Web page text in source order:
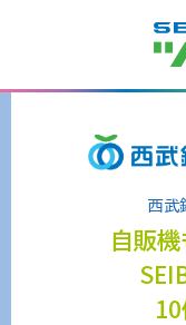
西武
自販機
10